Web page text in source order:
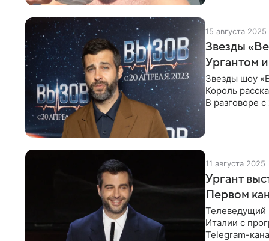
15 августа 2025
Звезды
Ургантом
Звезды шоу
Король
В разговоре
11 августа 2025
Ургант
Первом
Телеведущий
Италии с
Telegram-